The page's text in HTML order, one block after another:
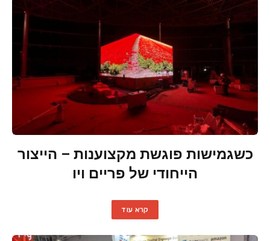
כשגמישות פוגשת מקצוענות – הייצור
הייחודי של פריים ויו
קרא עוד